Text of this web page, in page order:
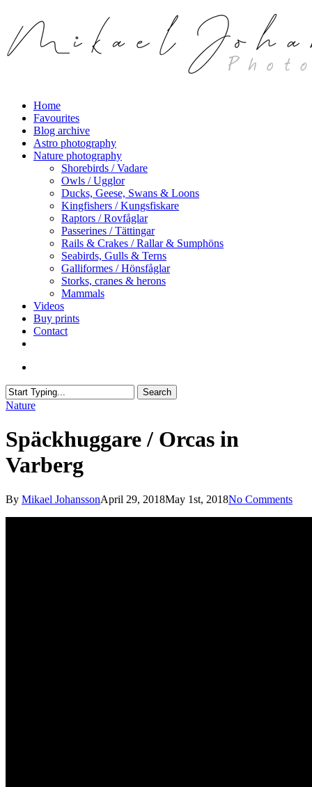
main
content
search
Menu
Home
Favourites
Blog archive
Astro photography
Nature photography
Shorebirds / Vadare
Owls / Ugglor
Ducks, Geese, Swans & Loons
Kingfishers / Kungsfiskare
Raptors / Rovfåglar
Passerines / Tättingar
Rails & Crakes / Rallar & Sumphöns
Seabirds, Gulls & Terns
Galliformes / Hönsfåglar
Storks, cranes & herons
Mammals
Videos
Buy prints
Contact
Search
Close
Nature
Späckhuggare / Orcas in
Varberg
By Mikael JohanssonApril 29, 2018May 1st, 2018No Comments